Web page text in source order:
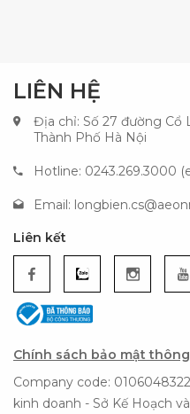
LIÊN HỆ
Địa chỉ: Số 27 đường Cổ
Thành Phố Hà Nội
Hotline: 0243.269.3000
Email:
Liên kết
Chính sách bảo mật
Company code:
kinh doanh - Sở Kế Hoạch